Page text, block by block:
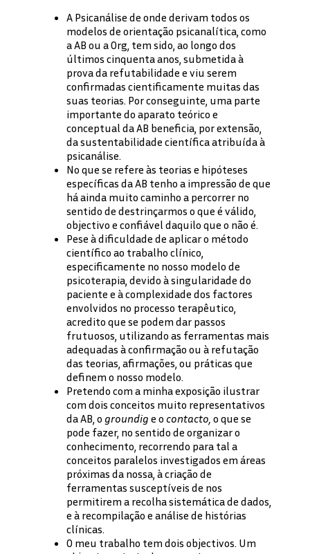
A Psicanálise de onde derivam todos os
modelos de orientação psicanalítica, como
a AB ou a Org, tem sido, ao longo dos
últimos cinquenta anos, submetida à
prova da refutabilidade e viu serem
confirmadas cientificamente muitas das
suas teorias. Por conseguinte, uma parte
importante do aparato teórico e
conceptual da AB beneficia, por extensão,
da sustentabilidade científica atribuída à
psicanálise.
No que se refere às teorias e hipóteses
específicas da AB tenho a impressão de que
há ainda muito caminho a percorrer no
sentido de destrinçarmos o que é válido,
objectivo e confiável daquilo que o não é.
Pese à dificuldade de aplicar o método
científico ao trabalho clínico,
especificamente no nosso modelo de
psicoterapia, devido à singularidade do
paciente e à complexidade dos factores
envolvidos no processo terapêutico,
acredito que se podem dar passos
frutuosos, utilizando as ferramentas mais
adequadas à confirmação ou à refutação
das teorias, afirmações, ou práticas que
definem o nosso modelo.
Pretendo com a minha exposição ilustrar
com dois conceitos muito representativos
da AB, o groundig e o contacto, o que se
pode fazer, no sentido de organizar o
conhecimento, recorrendo para tal a
conceitos paralelos investigados em áreas
próximas da nossa, à criação de
ferramentas susceptíveis de nos
permitirem a recolha sistemática de dados,
e à recompilação e análise de histórias
clínicas.
O meu trabalho tem dois objectivos. Um